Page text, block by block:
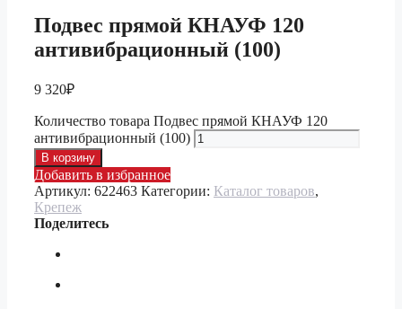
Подвес прямой КНАУФ 120
антивибрационный (100)
9 320₽
Количество товара Подвес прямой КНАУФ 120
антивибрационный (100)
В корзину
Добавить в избранное
Артикул: 622463 Категории: Каталог товаров,
Крепеж
Поделитесь